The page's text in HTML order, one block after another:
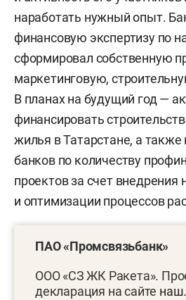
наработать нужный опыт.
финансовую экспертизу по
сформировал собственную
маркетинговую,
В планах на будущий год —
финансировать
жилья в Татарстане, а также
банков по количеству
проектов за счет внедрения
и оптимизации процессов
ПАО «Промсвязьбанк»
ООО «СЗ ЖК Ракета».
декларация на сайте